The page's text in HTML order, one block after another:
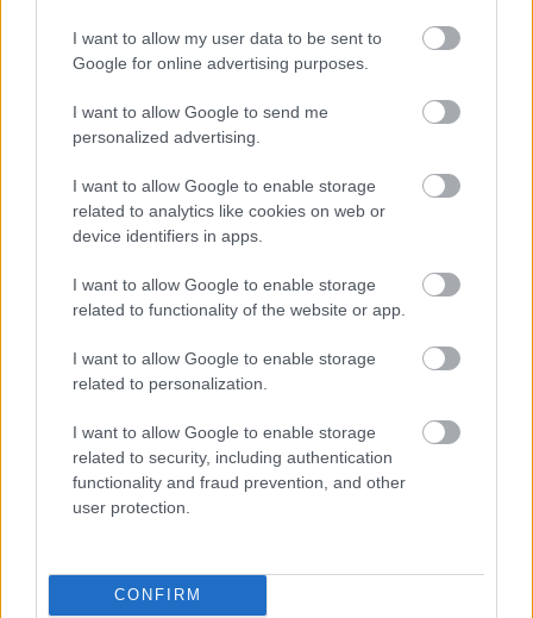
I want to allow my user data to be sent to
Google for online advertising purposes.
I want to allow Google to send me
personalized advertising.
I want to allow Google to enable storage
related to analytics like cookies on web or
device identifiers in apps.
I want to allow Google to enable storage
related to functionality of the website or app.
I want to allow Google to enable storage
related to personalization.
I want to allow Google to enable storage
related to security, including authentication
functionality and fraud prevention, and other
user protection.
CONFIRM
Najčítanejšie Za týždeň Za mesiac